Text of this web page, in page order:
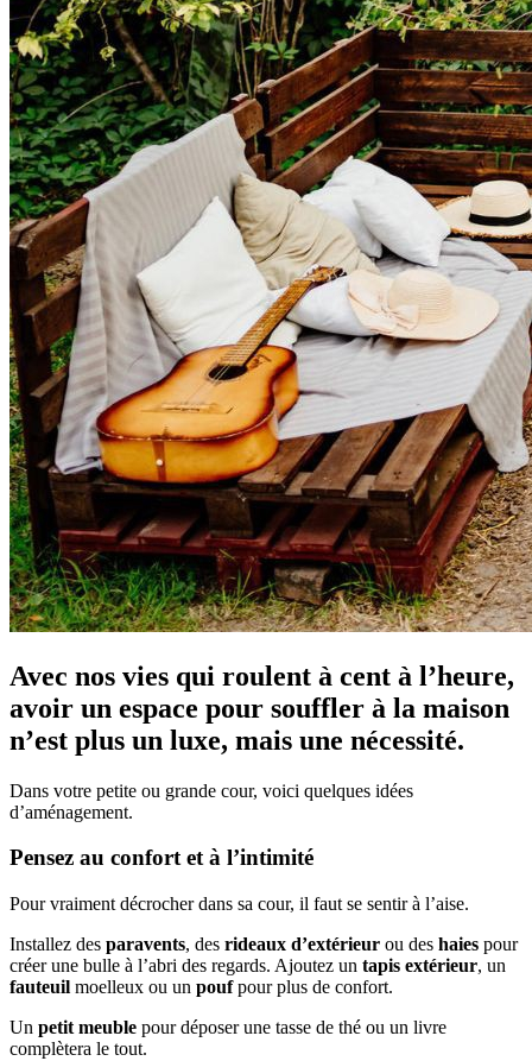
Avec nos vies qui roulent à cent à l’heure,
avoir un espace pour souffler à la maison
n’est plus un luxe, mais une nécessité.
Dans votre petite ou grande cour, voici quelques idées
d’aménagement.
Pensez au confort et à l’intimité
Pour vraiment décrocher dans sa cour, il faut se sentir à l’aise.
Installez des paravents, des rideaux d’extérieur ou des haies pour
créer une bulle à l’abri des regards. Ajoutez un tapis extérieur, un
fauteuil moelleux ou un poufpour plus de confort.
Un petit meuble pour déposer une tasse de thé ou un livre
complètera le tout.